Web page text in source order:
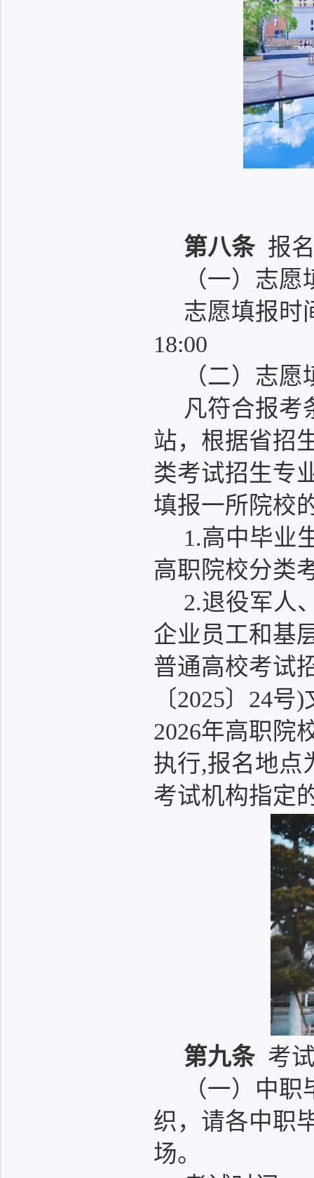
第八条报名
（一）志
志愿填报时
18:00
（二）志
凡符合报考
站，根据省招
类考试招生专
填报一所院校
1.高中毕业
高职院校分类
2.退役军人
企业员工和基
普通高校考试
〔2025〕24
2026年高职院
执行,报名地点
考试机构指定
第九条考试
（一）中
织，请各中职
场。